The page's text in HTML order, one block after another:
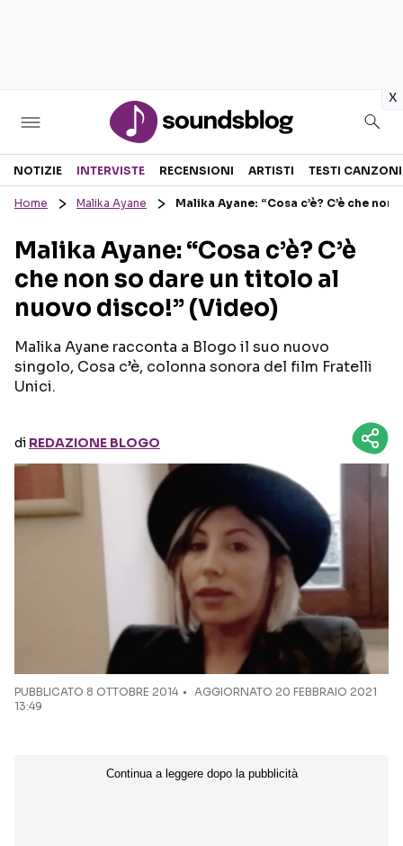
x
Sezioni
RECENSIONI MUSICALI
INTERVISTE
GOSSIP E CURIOSITÀ
TESTI CANZONI
TOUR ED EVENTI
TALENT SHOW
Seguici sui social
NOTIZIE INTERVISTE RECENSIONI ARTISTI TESTI CANZONI
Home Malika Ayane Malika Ayane: “Cosa c’è? C’è che
Malika Ayane: “Cosa c’è? C’è
che non so dare un titolo al
nuovo disco!” (Video)
Malika Ayane racconta a Blogo il suo nuovo
singolo, Cosa c’è, colonna sonora del film Fratelli
Unici.
di REDAZIONE BLOGO
PUBBLICATO 8 OTTOBRE 2014
AGGIORNATO 20 FEBBRAIO 2021
13:49